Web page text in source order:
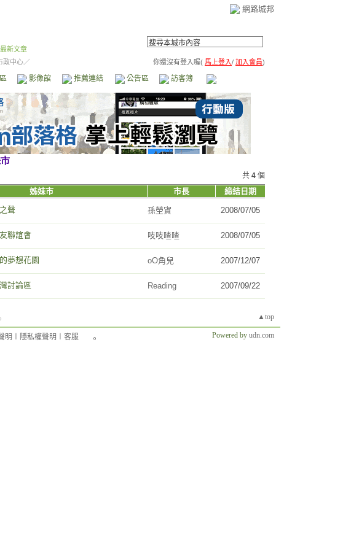
網路城邦
新文章
政中心／ 你還沒有登入喔( 馬上登入/ 加入會員)
影像館 推薦連結 公告區 訪客簿 市政中心
共 4 個
姊妹市 市長 締結日期
聲 孫塋寊 2008/07/05
聯誼會 吱吱喳喳 2008/07/05
夢想花園 oO角兒 2007/12/07
討論區 Reading 2007/09/22
▲top
明 隱私權聲明 客服 Powered by udn.com